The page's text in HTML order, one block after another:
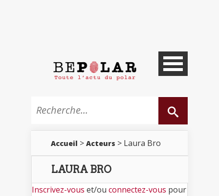
Accueil > Acteurs > Laura Bro
LAURA BRO
Inscrivez-vous et/ou connectez-vous pour